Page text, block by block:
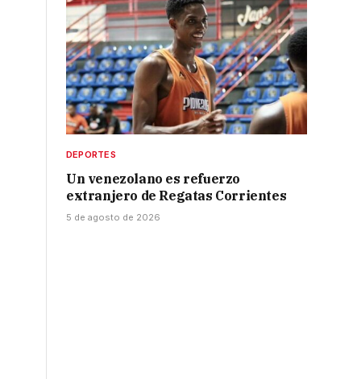
DEPORTES
Un venezolano es refuerzo
extranjero de Regatas Corrientes
5 de agosto de 2026